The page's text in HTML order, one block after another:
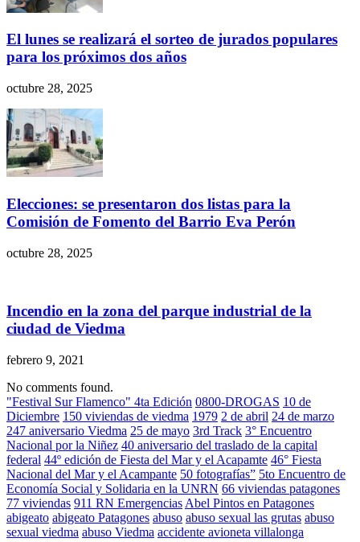
El lunes se realizará el sorteo de jurados populares
para los próximos dos años
octubre 28, 2025
Elecciones: se presentaron dos listas para la
Comisión de Fomento del Barrio Eva Perón
octubre 28, 2025
Incendio en la zona del parque industrial de la
ciudad de Viedma
febrero 9, 2021
No comments found.
"Festival Sur Flamenco" 4ta Edición 0800-DROGAS 10 de
Diciembre 150 viviendas de viedma 1979 2 de abril 24 de marzo
247 aniversario Viedma 25 de mayo 3rd Track 3° Encuentro
Nacional por la Niñez 40 aniversario del traslado de la capital
federal 44º edición de Fiesta del Mar y el Acapamte 46° Fiesta
Nacional del Mar y el Acampante 50 fotografías” 5to Encuentro de
Economía Social y Solidaria en la UNRN 66 viviendas patagones
77 viviendas 911 RN Emergencias Abel Pintos en Patagones
abigeato abigeato Patagones abuso abuso sexual las grutas abuso
sexual viedma abuso Viedma accidente avioneta villalonga